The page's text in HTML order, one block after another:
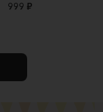
999 ₽